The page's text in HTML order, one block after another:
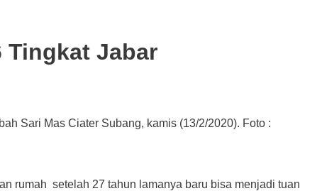
Tingkat Jabar
Sari Mas Ciater Subang, kamis (13/2/2020). Foto :
rumah setelah 27 tahun lamanya baru bisa menjadi tuan